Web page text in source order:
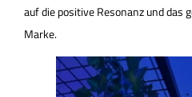
auf die positive Resonanz und das
Marke.